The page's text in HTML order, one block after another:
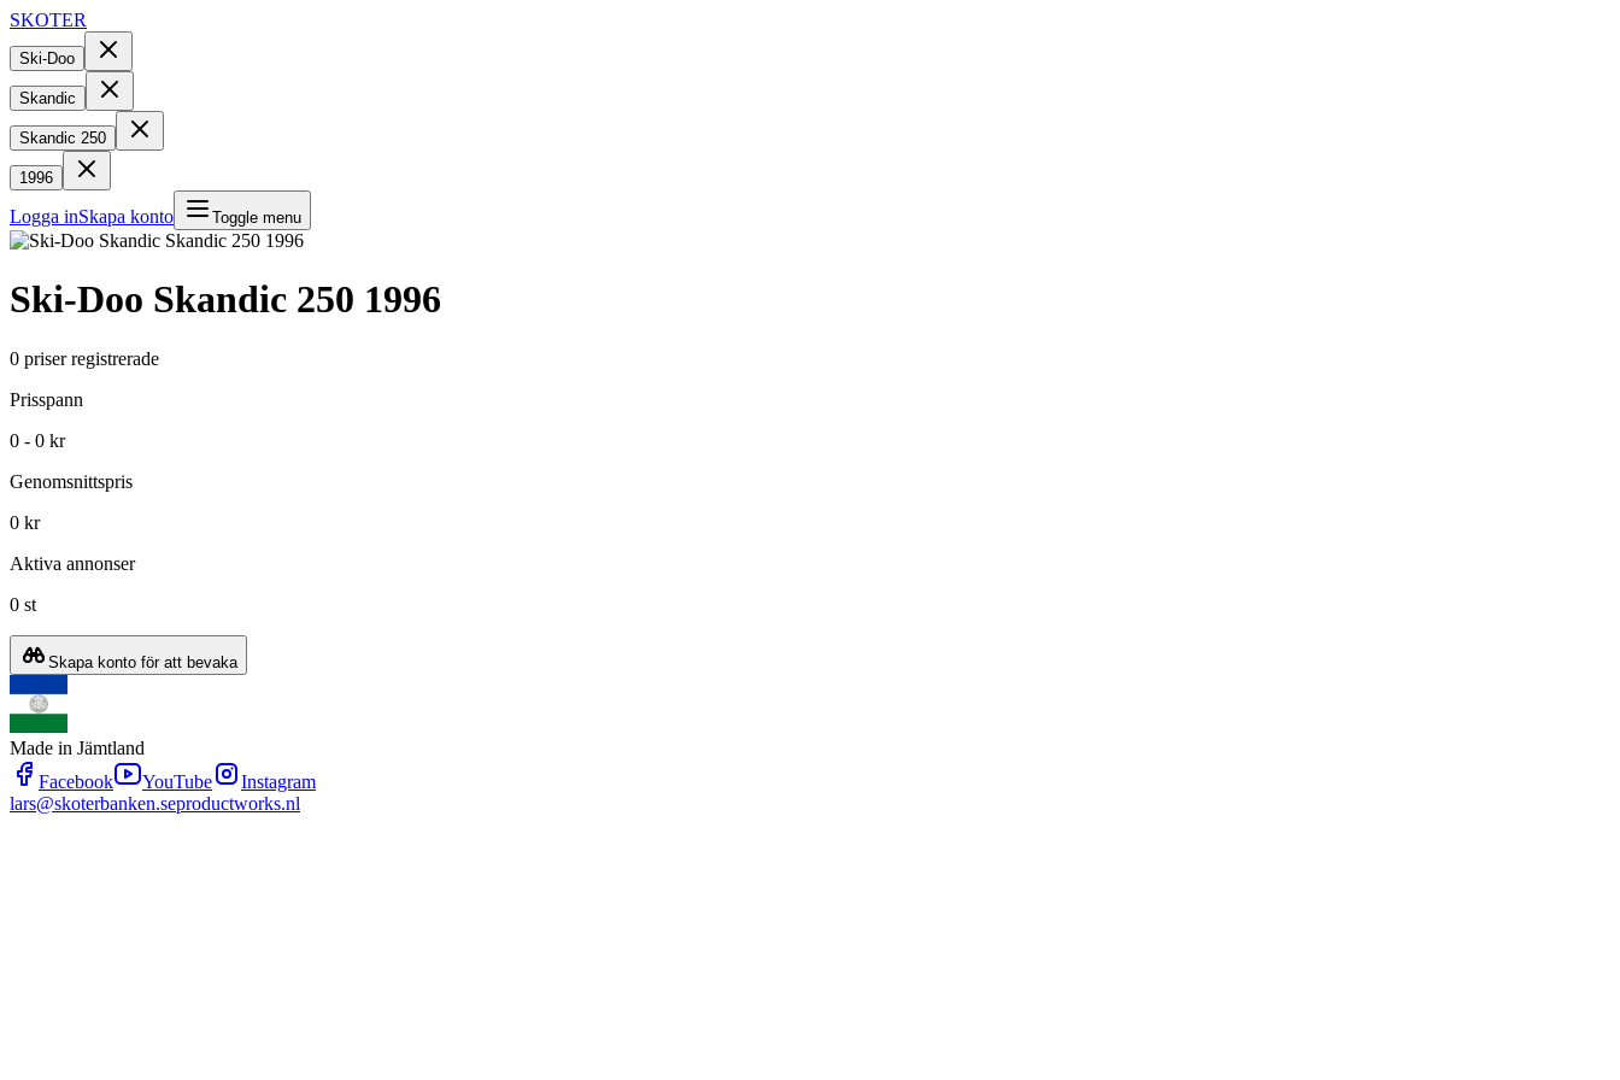
SKOTER
Ski-Doo
Skandic
Skandic 250
1996
Logga inSkapa konto Toggle menu
Ski-Doo Skandic 250 1996
0 priser registrerade
Prisspann
0 - 0 kr
Genomsnittspris
0 kr
Aktiva annonser
0 st
Skapa konto för att bevaka
Made in Jämtland
Facebook
YouTube
Instagram
lars@skoterbanken.seproductworks.nl